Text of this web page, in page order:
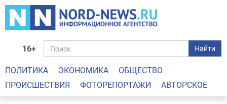
16+ Найти
ПОЛИТИКА ЭКОНОМИКА
ОБЩЕСТВО
ПРОИСШЕСТВИЯ
ФОТОРЕПОРТАЖИ АВТОРСКОЕ